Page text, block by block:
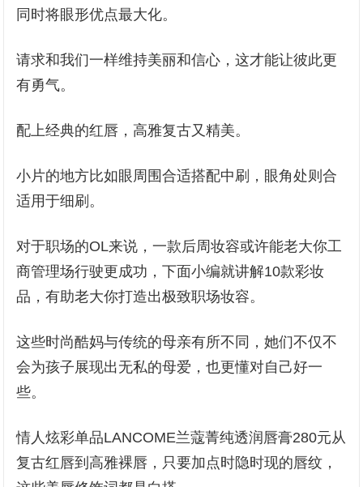
同时将眼形优点最大化。
请求和我们一样维持美丽和信心，这才能让彼此更
有勇气。
配上经典的红唇，高雅复古又精美。
小片的地方比如眼周围合适搭配中刷，眼角处则合
适用于细刷。
对于职场的OL来说，一款后周妆容或许能老大你工
商管理场行驶更成功，下面小编就讲解10款彩妆
品，有助老大你打造出极致职场妆容。
这些时尚酷妈与传统的母亲有所不同，她们不仅不
会为孩子展现出无私的母爱，也更懂对自己好一
些。
情人炫彩单品LANCOME兰蔻菁纯透润唇膏280元从
复古红唇到高雅裸唇，只要加点时隐时现的唇纹，